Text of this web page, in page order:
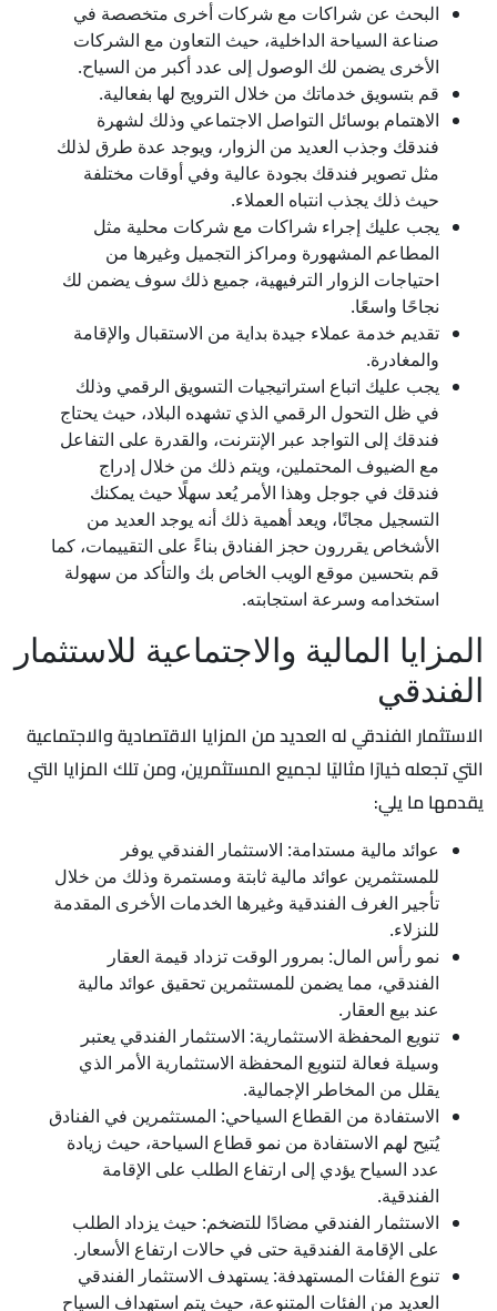
البحث عن شراكات مع شركات أخرى متخصصة في
صناعة السياحة الداخلية، حيث التعاون مع الشركات
الأخرى يضمن لك الوصول إلى عدد أكبر من السياح.
قم بتسويق خدماتك من خلال الترويج لها بفعالية.
الاهتمام بوسائل التواصل الاجتماعي وذلك لشهرة
فندقك وجذب العديد من الزوار، ويوجد عدة طرق لذلك
مثل تصوير فندقك بجودة عالية وفي أوقات مختلفة
حيث ذلك يجذب انتباه العملاء.
يجب عليك إجراء شراكات مع شركات محلية مثل
المطاعم المشهورة ومراكز التجميل وغيرها من
احتياجات الزوار الترفيهية، جميع ذلك سوف يضمن لك
نجاحًا واسعًا.
تقديم خدمة عملاء جيدة بداية من الاستقبال والإقامة
والمغادرة.
يجب عليك اتباع استراتيجيات التسويق الرقمي وذلك
في ظل التحول الرقمي الذي تشهده البلاد، حيث يحتاج
فندقك إلى التواجد عبر الإنترنت، والقدرة على التفاعل
مع الضيوف المحتملين، ويتم ذلك من خلال إدراج
فندقك في جوجل وهذا الأمر يُعد سهلًا حيث يمكنك
التسجيل مجانًا، ويعد أهمية ذلك أنه يوجد العديد من
الأشخاص يقررون حجز الفنادق بناءً على التقييمات، كما
قم بتحسين موقع الويب الخاص بك والتأكد من سهولة
استخدامه وسرعة استجابته.
المزايا المالية والاجتماعية للاستثمار
الفندقي
الاستثمار الفندقي له العديد من المزايا الاقتصادية والاجتماعية
التي تجعله خيارًا مثاليًا لجميع المستثمرين، ومن تلك المزايا التي
يقدمها ما يلي:
عوائد مالية مستدامة: الاستثمار الفندقي يوفر
للمستثمرين عوائد مالية ثابتة ومستمرة وذلك من خلال
تأجير الغرف الفندقية وغيرها الخدمات الأخرى المقدمة
للنزلاء.
نمو رأس المال: بمرور الوقت تزداد قيمة العقار
الفندقي، مما يضمن للمستثمرين تحقيق عوائد مالية
عند بيع العقار.
تنويع المحفظة الاستثمارية: الاستثمار الفندقي يعتبر
وسيلة فعالة لتنويع المحفظة الاستثمارية الأمر الذي
يقلل من المخاطر الإجمالية.
الاستفادة من القطاع السياحي: المستثمرين في الفنادق
يُتيح لهم الاستفادة من نمو قطاع السياحة، حيث زيادة
عدد السياح يؤدي إلى ارتفاع الطلب على الإقامة
الفندقية.
الاستثمار الفندقي مضادًا للتضخم: حيث يزداد الطلب
على الإقامة الفندقية حتى في حالات ارتفاع الأسعار.
تنوع الفئات المستهدفة: يستهدف الاستثمار الفندقي
العديد من الفئات المتنوعة، حيث يتم استهداف السياح